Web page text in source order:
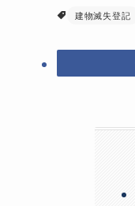
建物滅失登記